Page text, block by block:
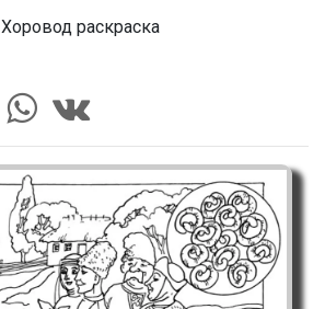
Хоровод раскраска